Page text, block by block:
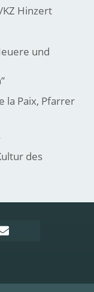
KZ Hinzert
und
la Paix, Pfarrer
des